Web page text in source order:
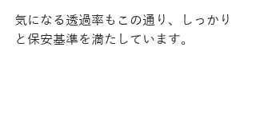
気になる透過率もこの通り、しっかり
と保安基準を満たしています。